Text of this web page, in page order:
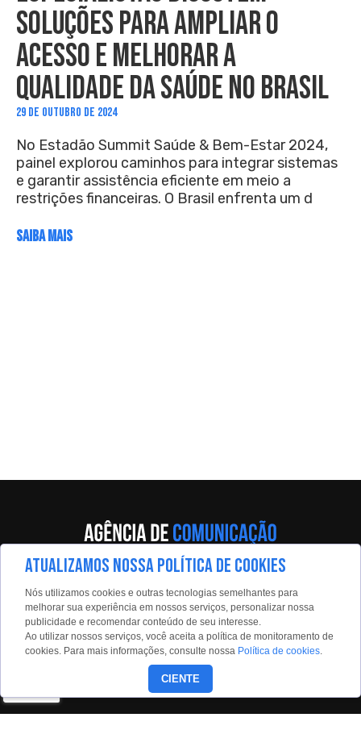
SOLUÇÕES PARA AMPLIAR O
ACESSO E MELHORAR A
QUALIDADE DA SAÚDE NO BRASIL
29 DE OUTUBRO DE 2024
No Estadão Summit Saúde & Bem-Estar 2024,
painel explorou caminhos para integrar sistemas
e garantir assistência eficiente em meio a
restrições financeiras. O Brasil enfrenta um d
SAIBA MAIS
Av. Eng. Caetano Álvares, 55 - 5º andar
Limão, São Paulo, 02598-900
Contato:
estadaoconteudo@estadao.com
(11)99350-0439
ATUALIZAMOS NOSSA POLÍTICA DE COOKIES
Nós utilizamos cookies e outras tecnologias semelhantes para
melhorar sua experiência em nossos serviços, personalizar nossa
publicidade e recomendar conteúdo de seu interesse.
Ao utilizar nossos serviços, você aceita a política de monitoramento de
cookies. Para mais informações, consulte nossa Política de cookies.
CIENTE